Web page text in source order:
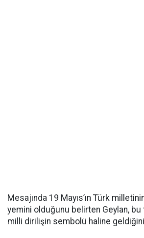
Mesajında 19 Mayıs’ın Türk
yemini olduğunu belirten Geylan, bu
milli dirilişin sembolü haline